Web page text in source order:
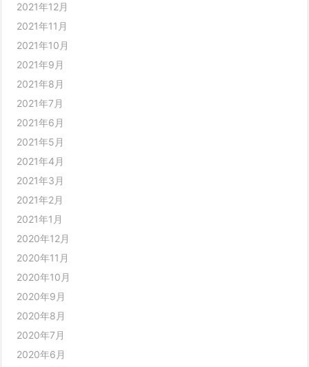
2021年12月
2021年11月
2021年10月
2021年9月
2021年8月
2021年7月
2021年6月
2021年5月
2021年4月
2021年3月
2021年2月
2021年1月
2020年12月
2020年11月
2020年10月
2020年9月
2020年8月
2020年7月
2020年6月